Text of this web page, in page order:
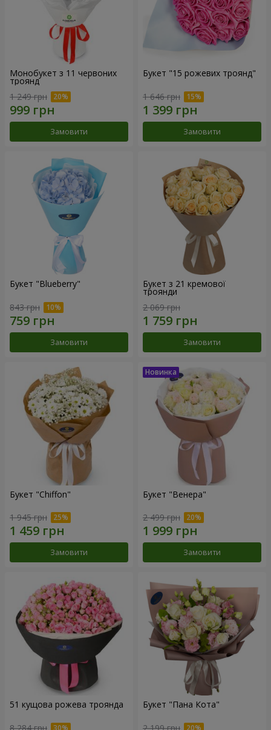
Монобукет з 11 червоних
троянд
1 249 грн
Замовити
Букет "15 рожевих троянд"
1 646 грн
Замовити
Букет "Blueberry"
843 грн
Замовити
Букет з 21 кремової
троянди
2 069 грн
Замовити
Букет "Chiffon"
1 945 грн
Замовити
Букет "Венера"
2 499 грн
Замовити
51 кущова рожева троянда Букет "Пана Кота"